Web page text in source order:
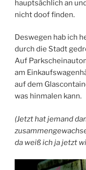
hauptsächlich an
nicht doof finden.
Deswegen hab ich
durch die Stadt
Auf
am
auf dem
was hinmalen kann.
(Jetzt hat jemand
da weiß ich ja jetzt